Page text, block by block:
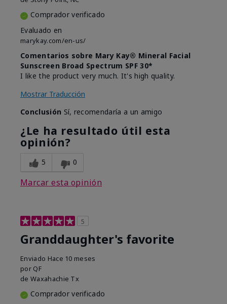
Comprador verificado
Evaluado en
marykay.com/en-us/
Comentarios sobre Mary Kay® Mineral Facial
Sunscreen Broad Spectrum SPF 30*
I like the product very much. It's high quality.
Mostrar Traducción
Conclusión Sí, recomendaría a un amigo
¿Le ha resultado útil esta
opinión?
5 0
Marcar esta opinión
5
Granddaughter's favorite
Enviado Hace 10 meses
por QF
de Waxahachie Tx
Comprador verificado